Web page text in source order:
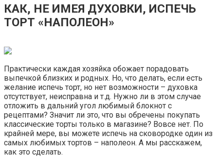
КАК, НЕ ИМЕЯ ДУХОВКИ, ИСПЕЧЬ
ТОРТ «НАПОЛЕОН»
Практически каждая хозяйка обожает порадовать
выпечкой близких и родных. Но, что делать, если есть
желание испечь торт, но нет возможности – духовка
отсутствует, неисправна и т.д. Нужно ли в этом случае
отложить в дальний угол любимый блокнот с
рецептами? Значит ли это, что вы обречены покупать
классические торты только в магазине? Вовсе нет. По
крайней мере, вы можете испечь на сковородке один из
самых любимых тортов – наполеон. А мы расскажем,
как это сделать.